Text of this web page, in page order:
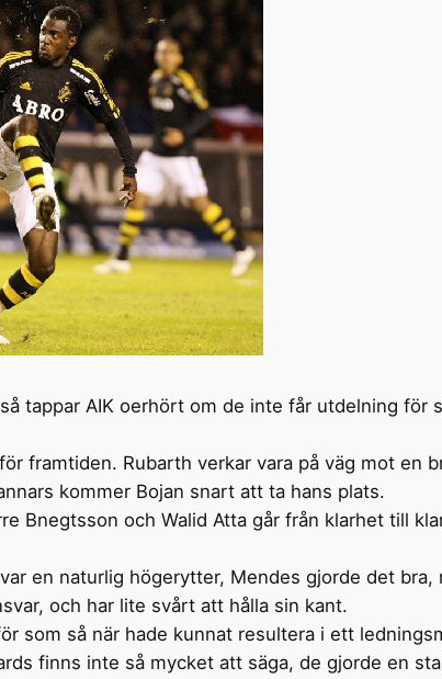
tappar AIK oerhört om de inte får utdelning
framtiden. Rubarth verkar vara på väg mot en
kommer Bojan snart att ta hans plats.
Bnegtsson och Walid Atta går från klarhet till
en naturlig högerytter, Mendes gjorde det
och har lite svårt att hålla sin kant.
som så när hade kunnat resultera i ett
finns inte så mycket att säga, de gjorde en